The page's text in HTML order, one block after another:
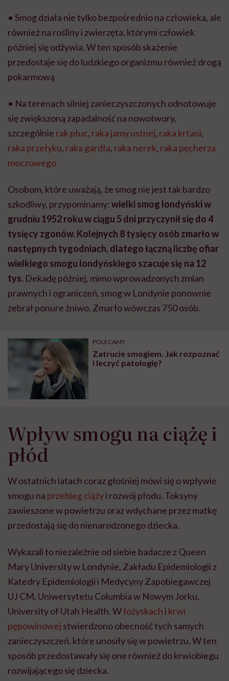
• Smog działa nie tylko bezpośrednio na człowieka, ale
również na rośliny i zwierzęta, którymi człowiek
później się odżywia. W ten sposób skażenie
przedostaje się do ludzkiego organizmu również drogą
pokarmową
• Na terenach silniej zanieczyszczonych odnotowuje
się zwiększoną zapadalność na nowotwory,
szczególnie rak płuc, raka jamy ustnej, raka krtani,
raka przełyku, raka gardła, raka nerek, raka pęcherza
moczowego
Osobom, które uważają, że smog nie jest tak bardzo
szkodliwy, przypominamy: wielki smog londyński w
grudniu 1952 roku w ciągu 5 dni przyczynił się do 4
tysięcy zgonów. Kolejnych 8 tysięcy osób zmarło w
następnych tygodniach, dlatego łączną liczbę ofiar
wielkiego smogu londyńskiego szacuje się na 12
tys. Dekadę później, mimo wprowadzonych zmian
prawnych i ograniczeń, smog w Londynie ponownie
zebrał ponure żniwo. Zmarło wówczas 750 osób.
POLECAMY
Zatrucie smogiem. Jak rozpoznać
i leczyć patologię?
Wpływ smogu na ciążę i
płód
W ostatnich latach coraz głośniej mówi się o wpływie
smogu na przebieg ciążyi rozwój płodu. Toksyny
zawieszone w powietrzu oraz wdychane przez matkę
przedostają się do nienarodzonego dziecka.
Wykazali to niezależnie od siebie badacze z Queen
Mary University w Londynie, Zakładu Epidemiologii z
Katedry Epidemiologii i Medycyny Zapobiegawczej
UJ CM, Uniwersytetu Columbia w Nowym Jorku,
University of Utah Health. Włożyskachi krwi
pępowinowej stwierdzono obecność tych samych
zanieczyszczeń, które unosiły się w powietrzu. W ten
sposób przedostawały się one również do krwiobiegu
rozwijającego się dziecka.